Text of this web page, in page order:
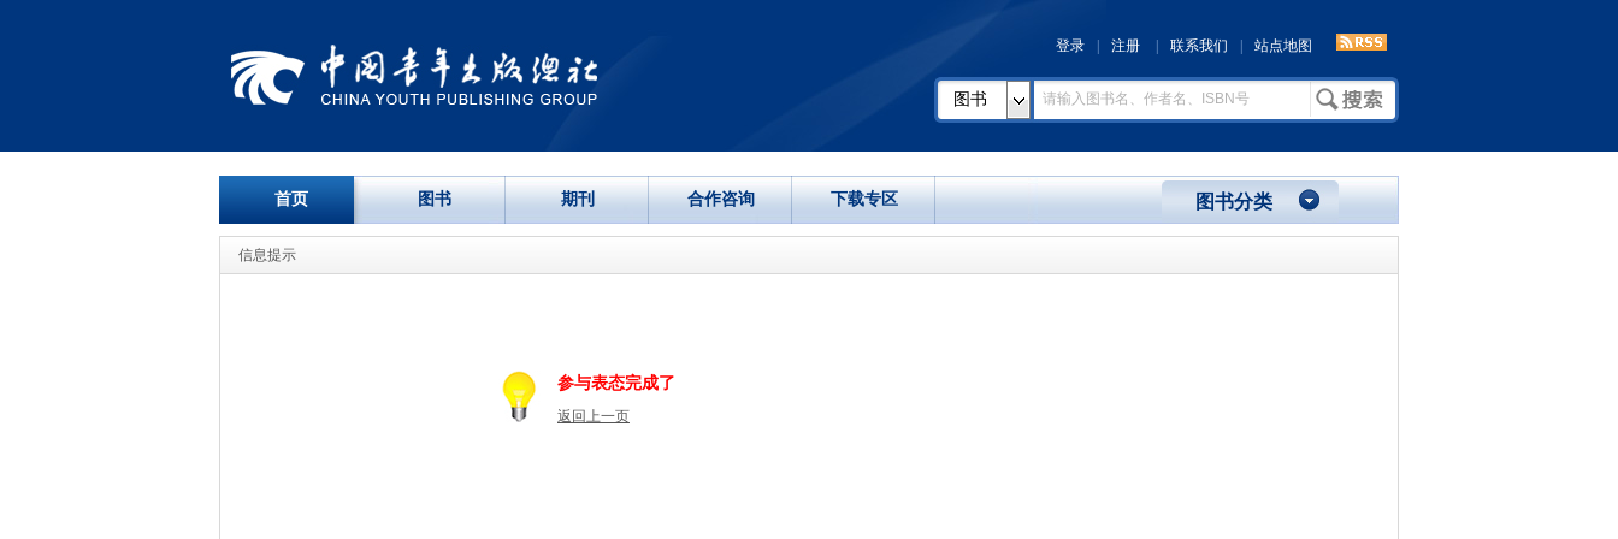
登录 注册 联系我们 站点地图
图书
首页 图书 期刊 合作咨询 下载专区 图书分类
信息提示
参与表态完成了
返回上一页